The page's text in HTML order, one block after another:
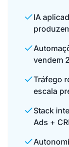
IA
vendem
Tráfego
escala
Stack
Ads +